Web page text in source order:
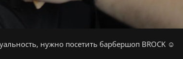
нужно посетить барбершоп BROCK ☺️